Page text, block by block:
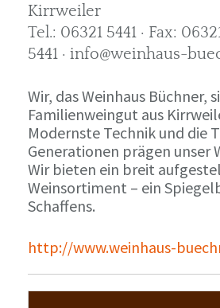
Kirrweiler
Tel.: 06321 5441 · Fax:
5441 · info@weinhaus-
Wir, das Weinhaus Büchner,
Familienweingut aus
Modernste Technik und die
Generationen prägen unser
Wir bieten ein breit
Weinsortiment – ein
Schaffens.
http://www.weinhaus-